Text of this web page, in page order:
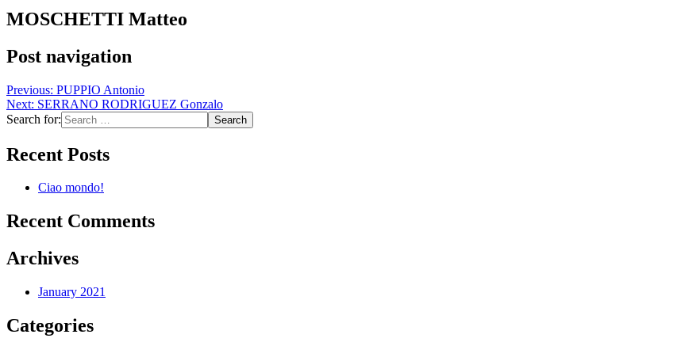
MOSCHETTI Matteo
Post navigation
Previous: PUPPIO Antonio
Next: SERRANO RODRIGUEZ Gonzalo
Search for:
Recent Posts
Ciao mondo!
Recent Comments
Archives
January 2021
Categories